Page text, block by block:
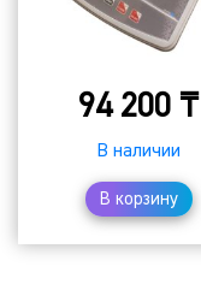
94 200 ₸
В наличии
В корзину